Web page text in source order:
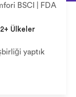
BSCI | FDA
Ülkeler
yaptık